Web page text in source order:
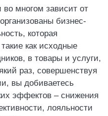
многом зависит от
бизнес-
которая
как исходные
в товары и услуги,
раз, совершенствуя
вы добиваетесь
эффектов – снижения
лояльности